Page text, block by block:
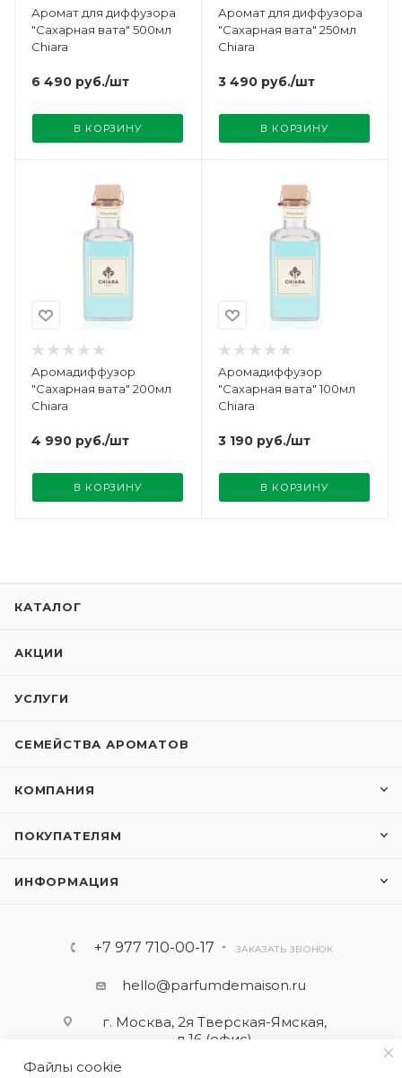
Аромат для диффузора
"Сахарная вата" 500мл
Chiara
6 490 руб./шт
В КОРЗИНУ
Аромат для диффузора
"Сахарная вата" 250мл
Chiara
3 490 руб./шт
В КОРЗИНУ
Аромадиффузор
"Сахарная вата" 200мл
Chiara
4 990 руб./шт
В КОРЗИНУ
Аромадиффузор
"Сахарная вата" 100мл
Chiara
3 190 руб./шт
В КОРЗИНУ
КАТАЛОГ
АКЦИИ
УСЛУГИ
СЕМЕЙСТВА АРОМАТОВ
КОМПАНИЯ
ПОКУПАТЕЛЯМ
ИНФОРМАЦИЯ
+7 977 710-00-17 ЗАКАЗАТЬ ЗВОНОК
hello@parfumdemaison.ru
г. Москва, 2я Тверская-Ямская,
д.16 (офис)
Файлы cookie